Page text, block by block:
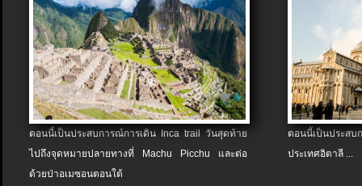
ตอนนี้เป็นประสบการณ์การเดิน Inca trail วันสุดท้าย
ไปถึงจุดหมายปลายทางที่ Machu Picchu และต่อ
ด้วยป่าอเมซอนตอนใต้
ตอนนี้เป็นประส
ประเทศอิตาลี ...